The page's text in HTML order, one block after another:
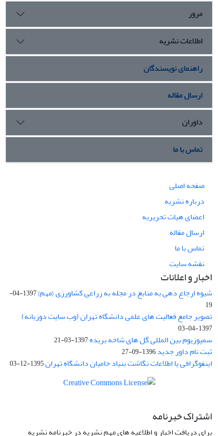
مرور
اطلاعات نشریه
راهنمای نویسندگان
ارسال مقاله
داوران
تماس با ما
صفحه اصلی
درباره نشریه
اعضای هیات تحریریه
ارسال مقاله
تماس با ما
نقشه سایت
اخبار و اعلانات
شیوه ارجاع دهی به منابع در مجله به زراعی کشاورزی {مهم}
1397-04-
19
تصویر جامع فعالیت های علمی دانشگاه تهران (وب سایت دوزبانه)
1397-04-03
سمپوزیوم بین المللی گل های شاخه بریده1397-03-21
ثبت نام داور جدید1396-09-27
اینفوگرافی یا اطلاعات نگاشت بنیاد حامیان دانشگاه تهران1395-12-03
اشتراک خبرنامه
برای دریافت اخبار و اطلاعیه های مهم نشریه در خبرنامه نشریه